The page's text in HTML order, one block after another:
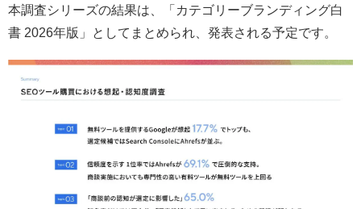
本調査シリーズの結果は、「カテゴリーブランディング白
書 2026年版」としてまとめられ、発表される予定です。